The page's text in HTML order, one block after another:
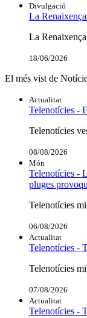
Divulgació
La
La Renaixença
18/06/2026
El més vist de
Actualitat
Telenotícies -
Telenotícies
08/08/2026
Món
Telenotícies -
pluges
Telenotícies
06/08/2026
Actualitat
Telenotícies -
Telenotícies
07/08/2026
Actualitat
Telenotícies -